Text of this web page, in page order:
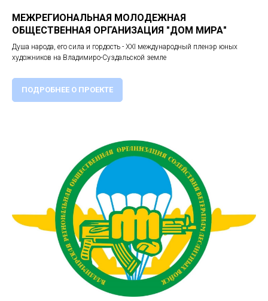
МЕЖРЕГИОНАЛЬНАЯ МОЛОДЕЖНАЯ
ОБЩЕСТВЕННАЯ ОРГАНИЗАЦИЯ "ДОМ МИРА"
Душа народа, его сила и гордость - XXI международный пленэр юных
художников на Владимиро-Суздальской земле
ПОДРОБНЕЕ О ПРОЕКТЕ